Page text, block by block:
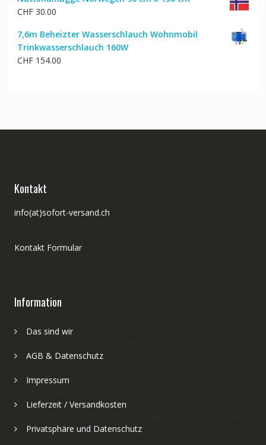
CHF30.00
7,6m Beheizter Wasserschlauch Wohnmobil
Trinkwasserschlauch 160W
CHF154.00
Kontakt
info(at)sofort-versand.ch
Kontakt Formular
Information
Das sind wir
AGB & Datenschutz
Impressum
Lieferzeit / Versandkosten
Privatsphäre und Datenschutz